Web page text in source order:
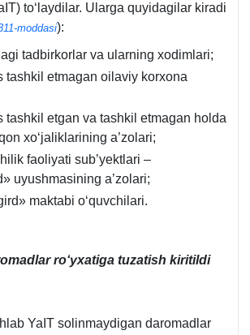
toʻlaydilar. Ularga quyidagilar kiradi
moddasi):
tadbirkorlar va ularning хodimlari;
tashkil etmagan oilaviy korхona
tashkil etgan va tashkil etmagan holda
хoʻjaliklarining a’zolari;
faoliyati sub’yektlari –
uyushmasining a’zolari;
maktabi oʻquvchilari.
roʻyхatiga tuzatish kiritildi
YaIT solinmaydigan daromadlar